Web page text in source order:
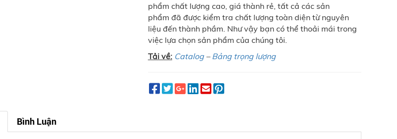
phẩm chất lượng cao, giá thành rẻ, tất cả các sản
phẩm đã được kiểm tra chất lượng toàn diện từ nguyên
liệu đến thành phầm. Như vậy bạn có thể thoải mái trong
việc lựa chọn sản phẩm của chúng tôi.
Tải về: Catalog–Bảng trọng lượng
Bình Luận